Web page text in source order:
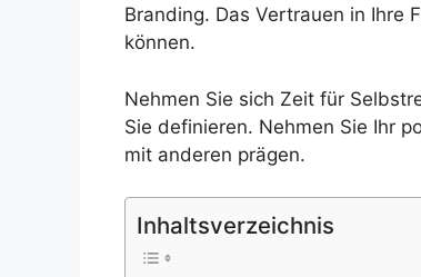
Branding. Das Vertrauen in Ihre
können.
Nehmen Sie sich Zeit für
Sie definieren. Nehmen Sie Ihr
mit anderen prägen.
Inhaltsverzeichnis